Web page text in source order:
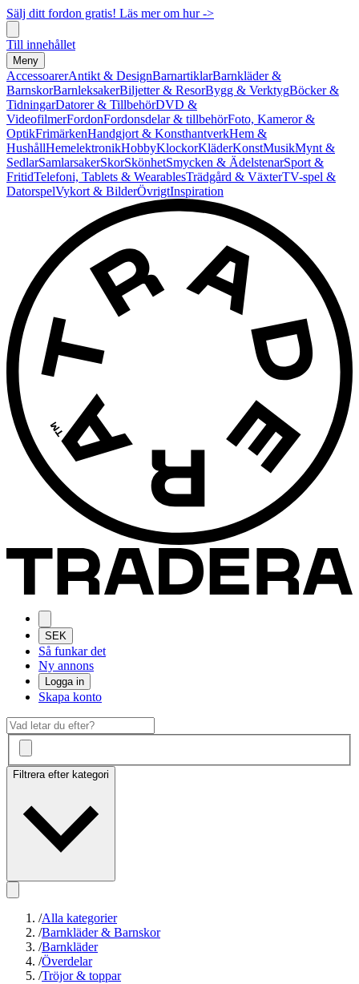
Sälj ditt fordon gratis! Läs mer om hur ->
Till innehållet
Meny
AccessoarerAntikt & DesignBarnartiklarBarnkläder &
BarnskorBarnleksakerBiljetter & ResorBygg & VerktygBöcker &
TidningarDatorer & TillbehörDVD &
VideofilmerFordonFordonsdelar & tillbehörFoto, Kameror &
OptikFrimärkenHandgjort & KonsthantverkHem &
HushållHemelektronikHobbyKlockorKläderKonstMusikMynt &
SedlarSamlarsakerSkorSkönhetSmycken & ÄdelstenarSport &
FritidTelefoni, Tablets & WearablesTrädgård & VäxterTV-spel &
DatorspelVykort & BilderÖvrigtInspiration
SEK
Så funkar det
Ny annons
Logga in
Skapa konto
Filtrera efter kategori
/Alla kategorier
/Barnkläder & Barnskor
/Barnkläder
/Överdelar
/Tröjor & toppar